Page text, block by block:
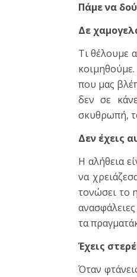
Πάμε να
Δε
Τι θέλουμε
που μας
δεν σε
σκυθρωπή,
Δεν έχεις
Η αλήθεια
να
τονώσει το
τα
Έχεις
Όταν